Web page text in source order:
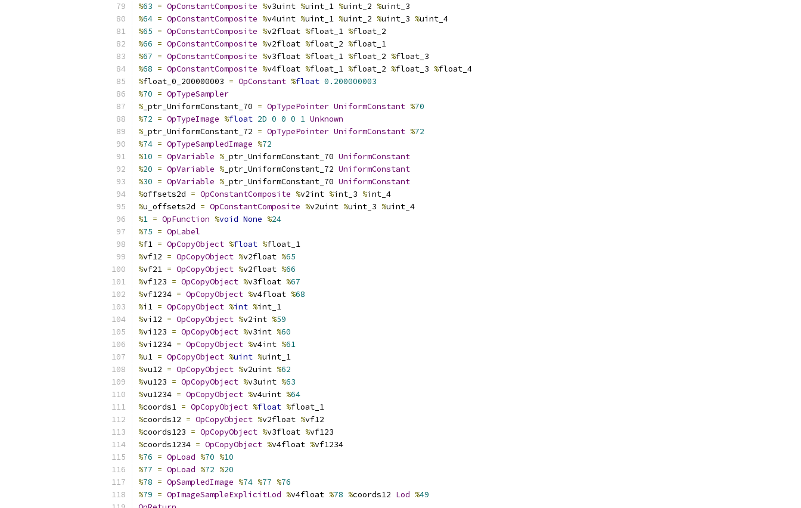
%63 = OpConstantComposite %v3uint %uint_1 %uint_2 %uint_3
%64 = OpConstantComposite %v4uint %uint_1 %uint_2 %uint_3 %uint_4
%65 = OpConstantComposite %v2float %float_1 %float_2
%66 = OpConstantComposite %v2float %float_2 %float_1
%67 = OpConstantComposite %v3float %float_1 %float_2 %float_3
%68 = OpConstantComposite %v4float %float_1 %float_2 %float_3 %float_4
%float_0_200000003 = OpConstant %float 0.200000003
%70 = OpTypeSampler
% _ptr_UniformConstant_70 = OpTypePointer UniformConstant %70
%72 = OpTypeImage %float 2D 0 0 0 1 Unknown
% _ptr_UniformConstant_72 = OpTypePointer UniformConstant %72
%74 = OpTypeSampledImage %72
%10 = OpVariable % _ptr_UniformConstant_70 UniformConstant
%20 = OpVariable % _ptr_UniformConstant_72 UniformConstant
%30 = OpVariable % _ptr_UniformConstant_70 UniformConstant
%offsets2d = OpConstantComposite %v2int %int_3 %int_4
%u_offsets2d = OpConstantComposite %v2uint %uint_3 %uint_4
%1 = OpFunction %void None %24
%75 = OpLabel
%f1 = OpCopyObject %float %float_1
%vf12 = OpCopyObject %v2float %65
%vf21 = OpCopyObject %v2float %66
%vf123 = OpCopyObject %v3float %67
%vf1234 = OpCopyObject %v4float %68
%i1 = OpCopyObject %int %int_1
%vi12 = OpCopyObject %v2int %59
%vi123 = OpCopyObject %v3int %60
%vi1234 = OpCopyObject %v4int %61
%u1 = OpCopyObject %uint %uint_1
%vu12 = OpCopyObject %v2uint %62
%vu123 = OpCopyObject %v3uint %63
%vu1234 = OpCopyObject %v4uint %64
%coords1 = OpCopyObject %float %float_1
%coords12 = OpCopyObject %v2float %vf12
%coords123 = OpCopyObject %v3float %vf123
%coords1234 = OpCopyObject %v4float %vf1234
%76 = OpLoad %70 %10
%77 = OpLoad %72 %20
%78 = OpSampledImage %74 %77 %76
%79 = OpImageSampleExplicitLod %v4float %78 %coords12 Lod %49